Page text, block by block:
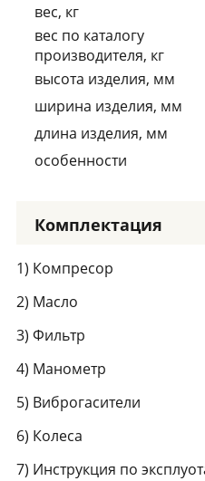
вес, кг
вес по каталогу
производителя, кг
высота изделия, мм
ширина изделия, мм
длина изделия, мм
особенности
Комплектация
1) Компресор
2) Масло
3) Фильтр
4) Манометр
5) Виброгасители
6) Колеса
7) Инструкция по